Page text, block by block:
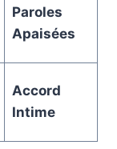
Paroles
Apaisées
Accord
Intime